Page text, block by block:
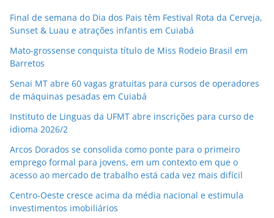
Final de semana do Dia dos Pais têm Festival Rota da Cerveja,
Sunset & Luau e atrações infantis em Cuiabá
Mato-grossense conquista título de Miss Rodeio Brasil em
Barretos
Senai MT abre 60 vagas gratuitas para cursos de operadores
de máquinas pesadas em Cuiabá
Instituto de Linguas da UFMT abre inscrições para curso de
idioma 2026/2
Arcos Dorados se consolida como ponte para o primeiro
emprego formal para jovens, em um contexto em que o
acesso ao mercado de trabalho está cada vez mais difícil
Centro-Oeste cresce acima da média nacional e estimula
investimentos imobiliários